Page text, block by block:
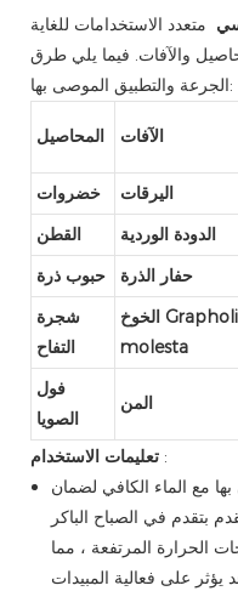
متعدد الاستخدامات للغاية
والآفات. فيما يلي طرق
الجرعة والتطبيق الموصى بها:
المحاصيل الآفات
خضروات
اليرقات
القطن
الدودة الوردية
حبوب ذرة
حفار الذرة
شجرة
التفاح
الخوخ Grapholitha
molesta
فول
الصويا
المن
:
مع الماء الكافي لضمان
بتقدم في الصباح الباكر
الحرارة المرتفعة ، مما